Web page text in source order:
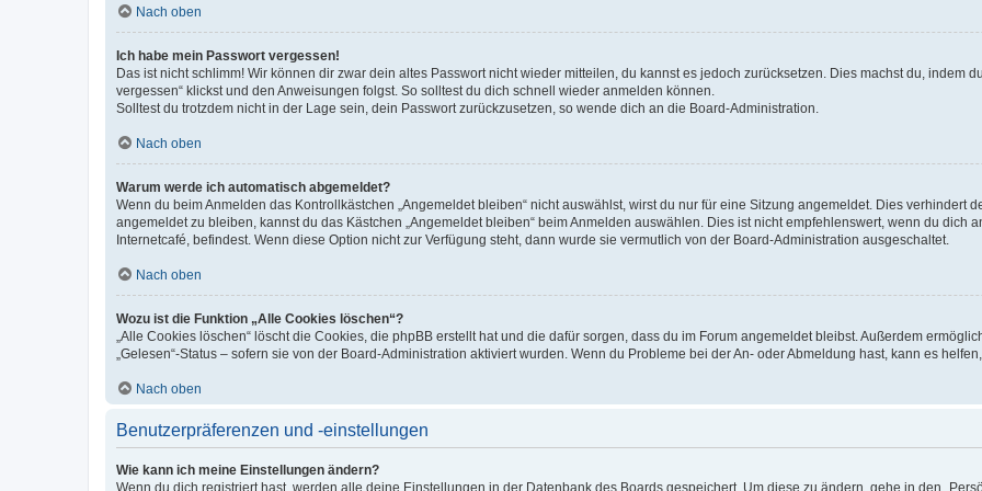
Nach oben
Ich habe mein Passwort vergessen!
Das ist nicht schlimm! Wir können dir zwar dein altes Passwort nicht wieder mitteilen, du kannst es jedoch zurücksetzen. Dies machst du, indem
vergessen“ klickst und den Anweisungen folgst. So solltest du dich schnell wieder anmelden können.
Solltest du trotzdem nicht in der Lage sein, dein Passwort zurückzusetzen, so wende dich an die Board-Administration.
Nach oben
Warum werde ich automatisch abgemeldet?
Wenn du beim Anmelden das Kontrollkästchen „Angemeldet bleiben“ nicht auswählst, wirst du nur für eine Sitzung angemeldet. Dies verhindert
angemeldet zu bleiben, kannst du das Kästchen „Angemeldet bleiben“ beim Anmelden auswählen. Dies ist nicht empfehlenswert, wenn du dich
Internetcafé, befindest. Wenn diese Option nicht zur Verfügung steht, dann wurde sie vermutlich von der Board-Administration ausgeschaltet.
Nach oben
Wozu ist die Funktion „Alle Cookies löschen“?
„Alle Cookies löschen“ löscht die Cookies, die phpBB erstellt hat und die dafür sorgen, dass du im Forum angemeldet bleibst. Außerdem
„Gelesen“-Status – sofern sie von der Board-Administration aktiviert wurden. Wenn du Probleme bei der An- oder Abmeldung hast, kann es
Nach oben
Benutzerpräferenzen und -einstellungen
Wie kann ich meine Einstellungen ändern?
Wenn du dich registriert hast, werden alle deine Einstellungen in der Datenbank des Boards gespeichert. Um diese zu ändern, gehe in den